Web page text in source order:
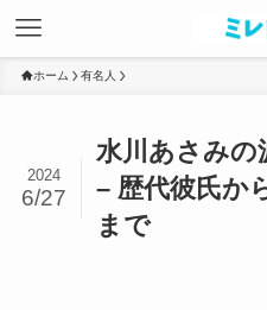
ホーム 有名人
水川あさみの
– 歴代彼氏か
まで
2024
6/27